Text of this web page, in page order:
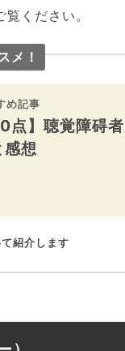
ください。
メ！
め記事
点】聴覚障碍
感想
紹介します